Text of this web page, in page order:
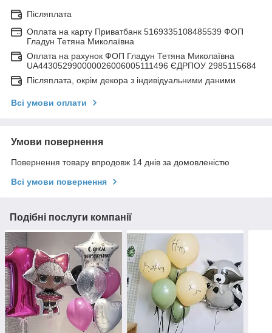
Післяплата
Оплата на карту Приватбанк 5169335108485539 ФОП
Гладун Тетяна Миколаївна
Оплата на рахунок ФОП Гладун Тетяна Миколаївна
UA443052990000026006005111496 ЄДРПОУ 2985115684
Післяплата, окрім декора з індивідуальними даними
Всі умови оплати
Умови повернення
Повернення товару впродовж 14 днів за домовленістю
Всі умови повернення
Подібні послуги компанії